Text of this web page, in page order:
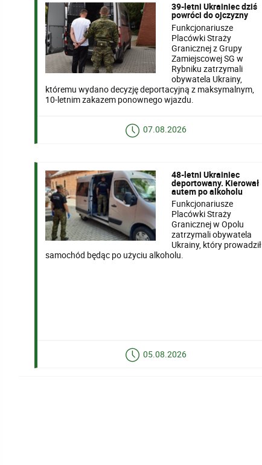
39-letni Ukrainiec dziś
powróci do ojczyzny
Funkcjonariusze
Placówki Straży
Granicznej z Grupy
Zamiejscowej SG w
Rybniku zatrzymali
obywatela Ukrainy,
któremu wydano decyzję deportacyjną z maksymalnym,
10-letnim zakazem ponownego wjazdu.
07.08.2026
48-letni Ukrainiec
deportowany. Kierował
autem po alkoholu
Funkcjonariusze
Placówki Straży
Granicznej w Opolu
zatrzymali obywatela
Ukrainy, który prowadził
samochód będąc po użyciu alkoholu.
05.08.2026